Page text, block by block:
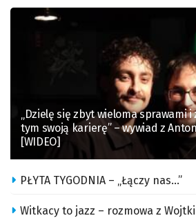
„Dzielę się zbyt wieloma sprawami
tym swoją karierę” – wywiad z
[WIDEO]
PŁYTA TYGODNIA – „Łączy nas…”
Witkacy to jazz – rozmowa z